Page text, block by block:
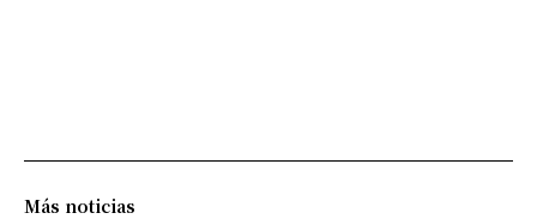
Más noticias